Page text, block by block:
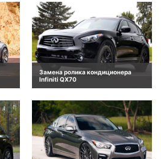
Замена ролика кондиционера
Infiniti QX70